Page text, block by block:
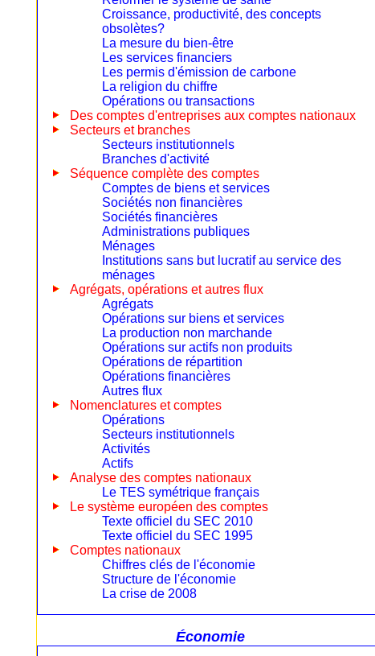
Croissance, productivité, des concepts
obsolètes?
La mesure du bien-être
Les services financiers
Les permis d'émission de carbone
La religion du chiffre
Opérations ou transactions
Des comptes d'entreprises aux comptes nationaux
Secteurs et branches
Secteurs institutionnels
Branches d'activité
Séquence complète des comptes
Comptes de biens et services
Sociétés non financières
Sociétés financières
Administrations publiques
Ménages
Institutions sans but lucratif au service des
ménages
Agrégats, opérations et autres flux
Agrégats
Opérations sur biens et services
La production non marchande
Opérations sur actifs non produits
Opérations de répartition
Opérations financières
Autres flux
Nomenclatures et comptes
Opérations
Secteurs institutionnels
Activités
Actifs
Analyse des comptes nationaux
Le TES symétrique français
Le système européen des comptes
Texte officiel du SEC 2010
Texte officiel du SEC 1995
Comptes nationaux
Chiffres clés de l'économie
Structure de l'économie
La crise de 2008
Économie